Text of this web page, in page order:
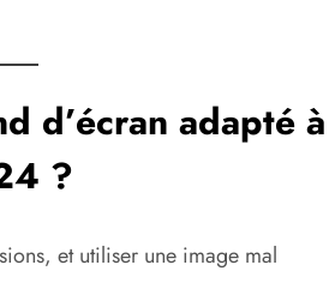
d’écran adapté à
?
et utiliser une image mal